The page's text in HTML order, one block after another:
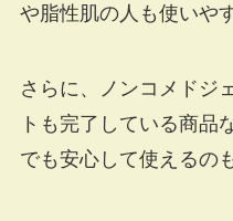
や脂性肌の人も使いや
さらに、ノンコメドジ
トも完了している商品
でも安心して使えるの